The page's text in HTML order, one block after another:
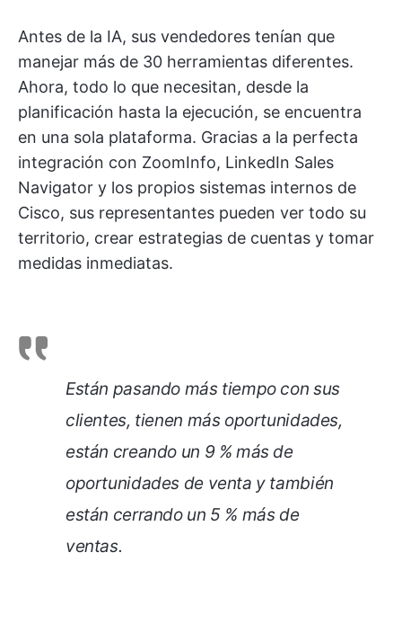
Antes de la IA, sus vendedores tenían que
manejar más de 30 herramientas diferentes.
Ahora, todo lo que necesitan, desde la
planificación hasta la ejecución, se encuentra
en una sola plataforma. Gracias a la perfecta
integración con ZoomInfo, LinkedIn Sales
Navigator y los propios sistemas internos de
Cisco, sus representantes pueden ver todo su
territorio, crear estrategias de cuentas y tomar
medidas inmediatas.
Están pasando más tiempo con sus
clientes, tienen más oportunidades,
están creando un 9 % más de
oportunidades de venta y también
están cerrando un 5 % más de
ventas.